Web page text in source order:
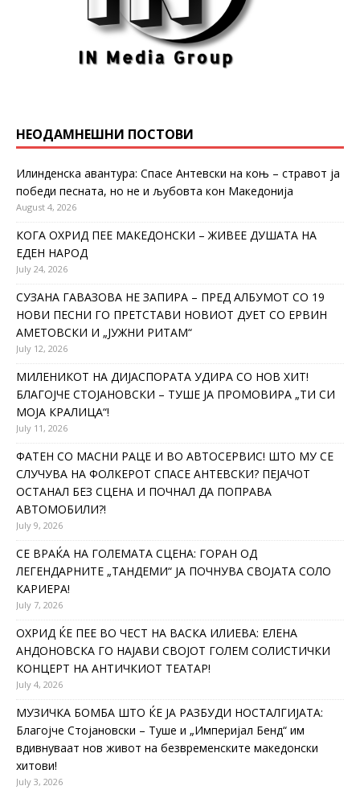
НЕОДАМНЕШНИ ПОСТОВИ
Илинденска авантура: Спасе Антевски на коњ – стравот ја
победи песната, но не и љубовта кон Македонија
August 4, 2026
КОГА ОХРИД ПЕЕ МАКЕДОНСКИ – ЖИВЕЕ ДУШАТА НА
ЕДЕН НАРОД
July 24, 2026
СУЗАНА ГАВАЗОВА НЕ ЗАПИРА – ПРЕД АЛБУМОТ СО 19
НОВИ ПЕСНИ ГО ПРЕТСТАВИ НОВИОТ ДУЕТ СО ЕРВИН
АМЕТОВСКИ И „ЈУЖНИ РИТАМ“
July 12, 2026
МИЛЕНИКОТ НА ДИЈАСПОРАТА УДИРА СО НОВ ХИТ!
БЛАГОЈЧЕ СТОЈАНОВСКИ – ТУШЕ ЈА ПРОМОВИРА „ТИ СИ
МОЈА КРАЛИЦА“!
July 11, 2026
ФАТЕН СО МАСНИ РАЦЕ И ВО АВТОСЕРВИС! ШТО МУ СЕ
СЛУЧУВА НА ФОЛКЕРОТ СПАСЕ АНТЕВСКИ? ПЕЈАЧОТ
ОСТАНАЛ БЕЗ СЦЕНА И ПОЧНАЛ ДА ПОПРАВА
АВТОМОБИЛИ?!
July 9, 2026
СЕ ВРАЌА НА ГОЛЕМАТА СЦЕНА: ГОРАН ОД
ЛЕГЕНДАРНИТЕ „ТАНДЕМИ“ ЈА ПОЧНУВА СВОЈАТА СОЛО
КАРИЕРА!
July 7, 2026
ОХРИД ЌЕ ПЕЕ ВО ЧЕСТ НА ВАСКА ИЛИЕВА: ЕЛЕНА
АНДОНОВСКА ГО НАЈАВИ СВОЈОТ ГОЛЕМ СОЛИСТИЧКИ
КОНЦЕРТ НА АНТИЧКИОТ ТЕАТАР!
July 4, 2026
МУЗИЧКА БОМБА ШТО ЌЕ ЈА РАЗБУДИ НОСТАЛГИЈАТА:
Благојче Стојановски – Туше и „Империјал Бенд“ им
вдивнуваат нов живот на безвременските македонски
хитови!
July 3, 2026